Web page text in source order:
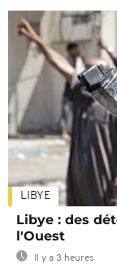
LIBYE
Libye : des
l'Ouest
Il y a 3 heures